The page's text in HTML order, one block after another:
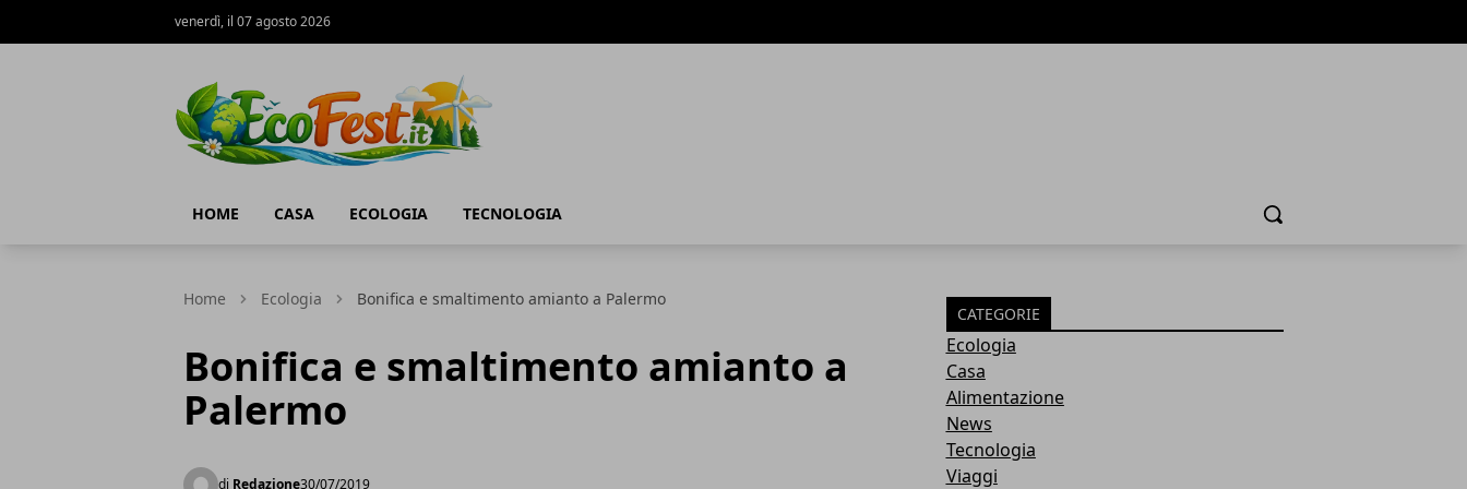
venerdì, il 07 agosto 2026
HOME CASA ECOLOGIA TECNOLOGIA Cerca
Home Ecologia Bonifica e smaltimento amianto a Palermo
Bonifica e smaltimento amianto a
Palermo
di Redazione30/07/2019
CATEGORIE
Ecologia
Casa
Alimentazione
News
Tecnologia
Viaggi